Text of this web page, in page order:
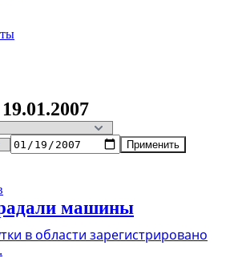
РекламаВсе новостиАрхив
Применить
машины
в области зарегистрировано